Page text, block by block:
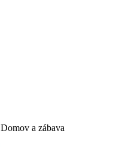
Domov a zábava